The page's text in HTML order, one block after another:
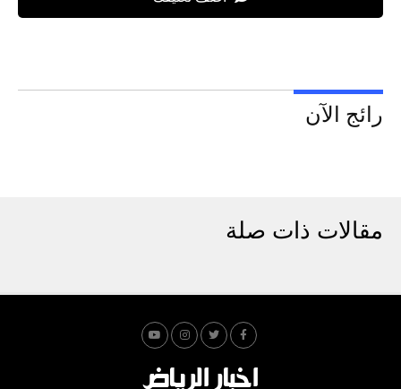
رائج الآن
مقالات ذات صلة